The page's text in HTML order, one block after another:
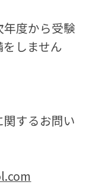
度から受験
しません
するお問い